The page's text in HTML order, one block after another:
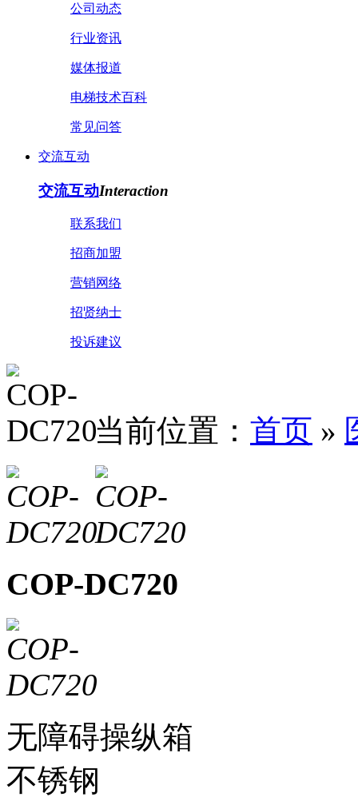
公司动态
行业资讯
媒体报道
电梯技术百科
常见问答
交流互动
交流互动Interaction
联系我们
招商加盟
营销网络
招贤纳士
投诉建议
当前位置： 首页 »
COP-DC720
无障碍操纵箱
不锈钢